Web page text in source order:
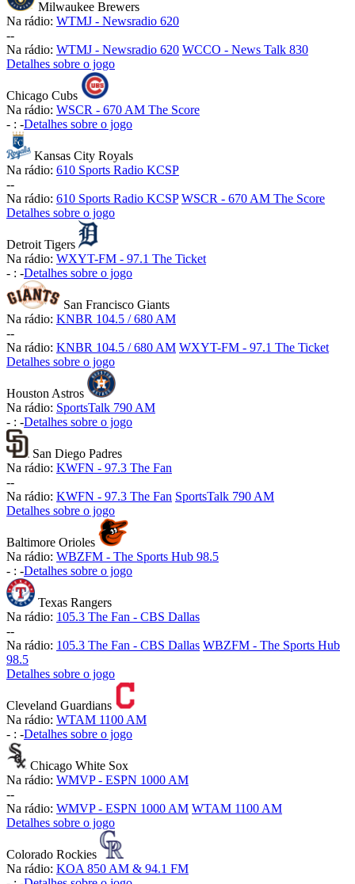
Milwaukee Brewers
Na rádio: WTMJ - Newsradio 620
--
Na rádio: WTMJ - Newsradio 620 WCCO - News Talk 830
Detalhes sobre o jogo
Chicago Cubs
Na rádio: WSCR - 670 AM The Score
- : -Detalhes sobre o jogo
Kansas City Royals
Na rádio: 610 Sports Radio KCSP
--
Na rádio: 610 Sports Radio KCSP WSCR - 670 AM The Score
Detalhes sobre o jogo
Detroit Tigers
Na rádio: WXYT-FM - 97.1 The Ticket
- : -Detalhes sobre o jogo
San Francisco Giants
Na rádio: KNBR 104.5 / 680 AM
--
Na rádio: KNBR 104.5 / 680 AM WXYT-FM - 97.1 The Ticket
Detalhes sobre o jogo
Houston Astros
Na rádio: SportsTalk 790 AM
- : -Detalhes sobre o jogo
San Diego Padres
Na rádio: KWFN - 97.3 The Fan
--
Na rádio: KWFN - 97.3 The Fan SportsTalk 790 AM
Detalhes sobre o jogo
Baltimore Orioles
Na rádio: WBZFM - The Sports Hub 98.5
- : -Detalhes sobre o jogo
Texas Rangers
Na rádio: 105.3 The Fan - CBS Dallas
--
Na rádio: 105.3 The Fan - CBS Dallas WBZFM - The Sports Hub
98.5
Detalhes sobre o jogo
Cleveland Guardians
Na rádio: WTAM 1100 AM
- : -Detalhes sobre o jogo
Chicago White Sox
Na rádio: WMVP - ESPN 1000 AM
--
Na rádio: WMVP - ESPN 1000 AM WTAM 1100 AM
Detalhes sobre o jogo
Colorado Rockies
Na rádio: KOA 850 AM & 94.1 FM